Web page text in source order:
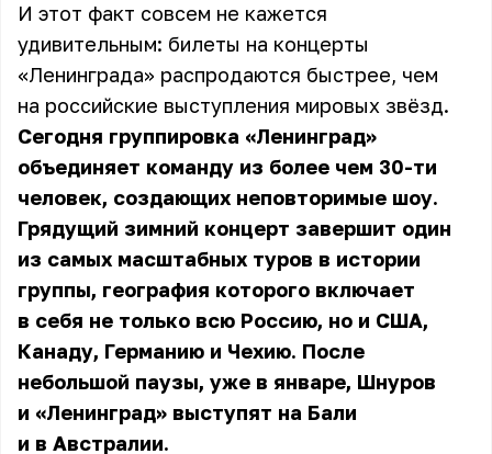
И этот факт совсем не кажется
удивительным: билеты на концерты
«Ленинграда» распродаются быстрее, чем
на российские выступления мировых звёзд.
Сегодня группировка «Ленинград»
объединяет команду из более чем 30-ти
человек, создающих неповторимые шоу.
Грядущий зимний концерт завершит один
из самых масштабных туров в истории
группы, география которого включает
в себя не только всю Россию, но и США,
Канаду, Германию и Чехию. После
небольшой паузы, уже в январе, Шнуров
и «Ленинград» выступят на Бали
и в Австралии.